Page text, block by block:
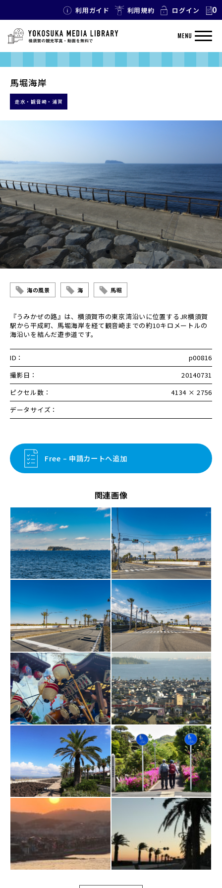
利用ガイド 利用規約 ログイン 0
MENU
馬堀海岸
走水・観音崎・浦賀
海の風景 海 馬堀
『うみかぜの路』は、横須賀市の東京湾沿いに位置するJR横須賀
駅から平成町、馬堀海岸を経て観音崎までの約10キロメートルの
海沿いを結んだ遊歩道です。
ID：
p00816
撮影日：
20140731
ピクセル数：
4134 × 2756
データサイズ：
Free – 申請カートへ追加
関連画像